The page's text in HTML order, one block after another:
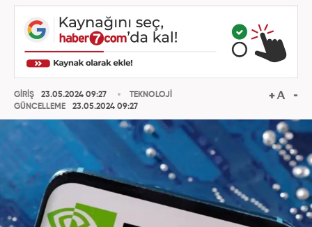
GİRİŞ
23.05.2024 09:27
GÜNCELLEME
23.05.2024 09:27
TEKNOLOJİ